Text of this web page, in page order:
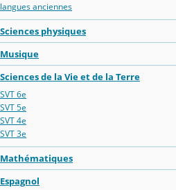
langues anciennes
Sciences physiques
Musique
Sciences de la Vie et de la Terre
SVT 6e
SVT 5e
SVT 4e
SVT 3e
Mathématiques
Espagnol